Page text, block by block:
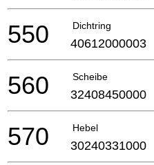
Dichtring
550 40612000003
Scheibe
560 32408450000
Hebel
570 30240331000